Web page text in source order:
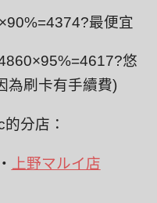
最便宜
悠
為刷卡有手續費)
分店：
・ 上野マルイ店